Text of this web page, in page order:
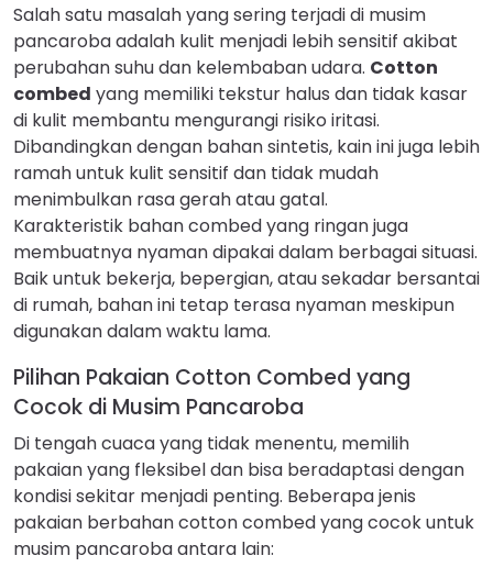
Salah satu masalah yang sering terjadi di musim
pancaroba adalah kulit menjadi lebih sensitif akibat
perubahan suhu dan kelembaban udara. Cotton
combed yang memiliki tekstur halus dan tidak kasar
di kulit membantu mengurangi risiko iritasi.
Dibandingkan dengan bahan sintetis, kain ini juga lebih
ramah untuk kulit sensitif dan tidak mudah
menimbulkan rasa gerah atau gatal.
Karakteristik bahan combed yang ringan juga
membuatnya nyaman dipakai dalam berbagai situasi.
Baik untuk bekerja, bepergian, atau sekadar bersantai
di rumah, bahan ini tetap terasa nyaman meskipun
digunakan dalam waktu lama.
Pilihan Pakaian Cotton Combed yang
Cocok di Musim Pancaroba
Di tengah cuaca yang tidak menentu, memilih
pakaian yang fleksibel dan bisa beradaptasi dengan
kondisi sekitar menjadi penting. Beberapa jenis
pakaian berbahan cotton combed yang cocok untuk
musim pancaroba antara lain: